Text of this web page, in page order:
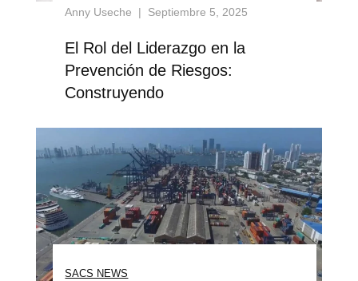
Anny Useche Septiembre 5, 2025
El Rol del Liderazgo en la
Prevención de Riesgos:
Construyendo
SACS NEWS